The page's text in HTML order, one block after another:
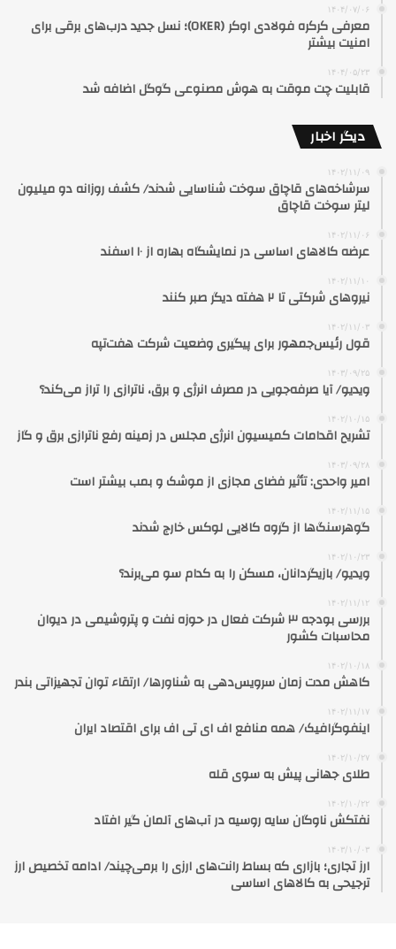
۱۴۰۴/۰۷/۰۶
معرفی کرکره فولادی اوکر (OKER)؛ نسل جدید درب‌های برقی برای
امنیت بیشتر
۱۴۰۴/۰۵/۲۳
قابلیت چت موقت به هوش مصنوعی گوگل اضافه شد
دیگر اخبار
۱۴۰۲/۱۱/۰۹
سرشاخه‌های قاچاق سوخت شناسایی شدند/ کشف روزانه دو میلیون
لیتر سوخت قاچاق
۱۴۰۲/۱۱/۰۶
عرضه کالاهای اساسی در نمایشگاه بهاره از ۱۰ اسفند
۱۴۰۲/۱۱/۱۰
نیروهای شرکتی تا ۲ هفته دیگر صبر کنند
۱۴۰۲/۱۱/۰۳
قول رئیس‌جمهور برای پیگیری وضعیت شرکت هفت‌تپه
۱۴۰۳/۰۹/۲۵
ویدیو/ آیا صرفه‌جویی در مصرف انرژی و برق، ناترازی را تراز می‌کند؟
۱۴۰۲/۱۰/۱۵
تشریح اقدامات کمیسیون انرژی مجلس در زمینه رفع ناترازی برق و گاز
۱۴۰۳/۰۹/۲۸
امیر واحدی: تأثیر فضای مجازی از موشک و بمب بیشتر است
۱۴۰۲/۱۱/۱۵
گوهرسنگ‌ها از گروه کالایی لوکس خارج شدند
۱۴۰۲/۱۰/۲۳
ویدیو/ بازیگردانان، مسکن را به کدام سو می‌برند؟
۱۴۰۲/۱۱/۱۲
بررسی بودجه ۳ شرکت‌ فعال در حوزه نفت و پتروشیمی در دیوان
محاسبات کشور
۱۴۰۲/۱۰/۱۸
کاهش مدت زمان سرویس‌دهی به شناورها/ ارتقاء توان تجهیزاتی بندر
۱۴۰۲/۱۱/۱۷
اینفوگرافیک/ همه منافع اف ای تی اف برای اقتصاد ایران
۱۴۰۲/۱۰/۲۷
طلای جهانی پیش به سوی قله
۱۴۰۲/۱۰/۲۲
نفتکش ناوگان سایه روسیه در آب‌های آلمان گیر افتاد
۱۴۰۳/۱۰/۰۳
ارز تجاری؛ بازاری که بساط رانت‌های ارزی را برمی‌چیند/ ادامه تخصیص ارز
ترجیحی به کالاهای اساسی